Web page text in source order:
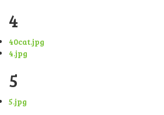
4
40cat.jpg
4.jpg
5
5.jpg